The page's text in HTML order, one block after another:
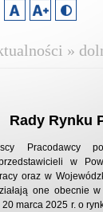
»
Rady Rynku
Pracodawcy
w
oraz w
one obecnie
marca 2025 r. o